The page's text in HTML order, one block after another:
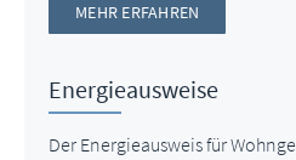
MEHR ERFAHREN
Energieausweise
Der Energieausweis für